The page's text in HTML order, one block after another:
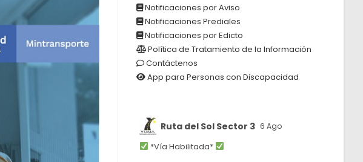
Notificaciones por Aviso
Notificaciones Prediales
Notificaciones por Edicto
Política de Tratamiento de la Información
Contáctenos
App para Personas con Discapacidad
Ruta del Sol Sector 3 6 Ago
*Vía Habilitada*